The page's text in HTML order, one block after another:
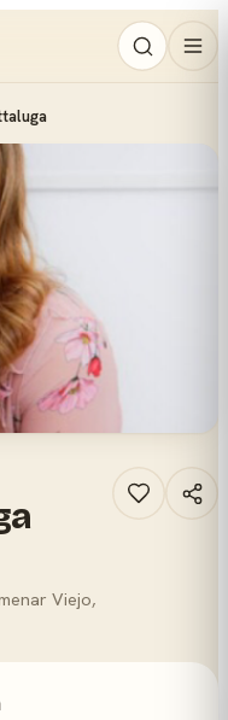
Viejo,